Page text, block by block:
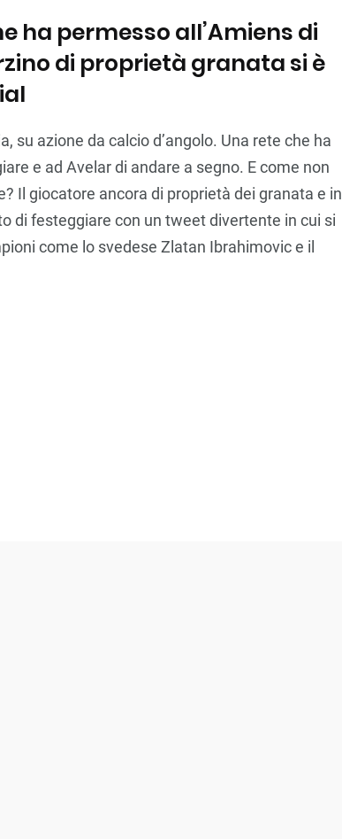
ha permesso all’Amiens di
di proprietà granata si è
su azione da calcio d’angolo. Una rete che ha
e ad Avelar di andare a segno. E come non
Il giocatore ancora di proprietà dei granata e in
di festeggiare con un tweet divertente in cui si
come lo svedese Zlatan Ibrahimovic e il